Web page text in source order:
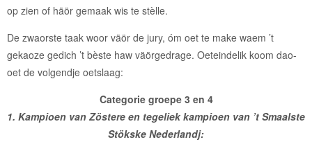
op zien of häör gemaak wis te stèlle.
De zwaorste taak woor väör de jury, óm oet te make waem ’t
gekaoze gedich ’t bèste haw väörgedrage. Oeteindelik koom dao-
oet de volgendje oetslaag:
Categorie groepe 3 en 4
1. Kampioen van Zöstere en tegeliek kampioen van ’t Smaalste
Stökske Nederlandj: